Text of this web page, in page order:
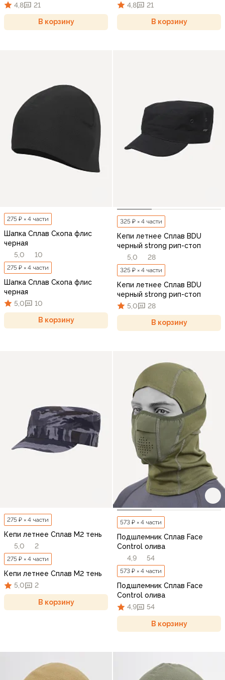
4,8
21
В корзину
4,8
21
В корзину
275 ₽ × 4 части
Шапка Сплав Скопа флис
черная
5,0
10
275 ₽ × 4 части
Шапка Сплав Скопа флис
черная
5,0
10
В корзину
325 ₽ × 4 части
Кепи летнее Сплав BDU
черный strong рип-стоп
5,0
28
325 ₽ × 4 части
Кепи летнее Сплав BDU
черный strong рип-стоп
5,0
28
В корзину
275 ₽ × 4 части
Кепи летнее Сплав М2 тень
5,0
2
275 ₽ × 4 части
Кепи летнее Сплав М2 тень
5,0
2
В корзину
573 ₽ × 4 части
Подшлемник Сплав Face
Control олива
4,9
54
573 ₽ × 4 части
Подшлемник Сплав Face
Control олива
4,9
54
В корзину